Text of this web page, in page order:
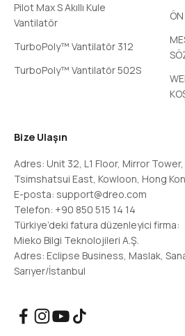
Pilot Max S Akıllı Kule
Vantilatör
TurboPoly™ Vantilatör 312
TurboPoly™ Vantilatör 502S
Bize Ulaşın
Adres: Unit 32, L1 Floor, Mirror
Tsimshatsui East, Kowloon, Hong
E-posta: support@dreo.com
Telefon: +90 850 515 14 14
Türkiye’deki fatura düzenleyici firma:
Mieko Bilgi Teknolojileri A.Ş.
Adres: Eclipse Business, Maslak,
Sarıyer/İstanbul